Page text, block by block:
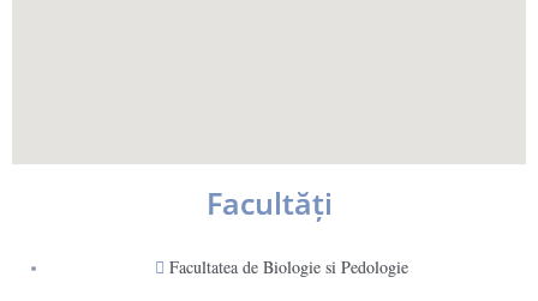
Facultăţi
Facultatea de Biologie si Pedologie